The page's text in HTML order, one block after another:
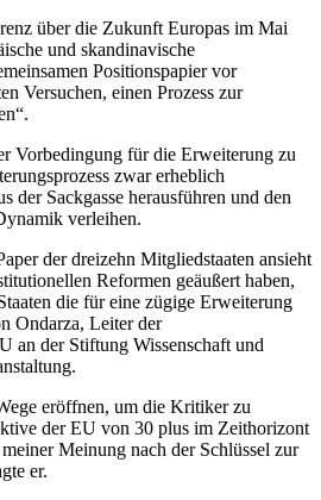
über die Zukunft Europas im Mai
und skandinavische
Positionspapier vor
Versuchen, einen Prozess zur
Vorbedingung für die Erweiterung zu
zwar erheblich
der Sackgasse herausführen und den
verleihen.
der dreizehn Mitgliedstaaten ansieht
Reformen geäußert haben,
die für eine zügige Erweiterung
Ondarza, Leiter der
an der Stiftung Wissenschaft und
eröffnen, um die Kritiker zu
der EU von 30 plus im Zeithorizont
Meinung nach der Schlüssel zur
er.